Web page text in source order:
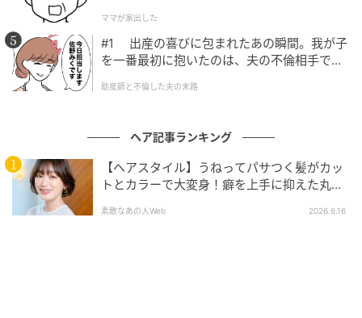
XGジュリンの姫カットボブ ヘアカタ7選
ここからはXGジュリンの姫カットボブスタイルをご紹
1.深みと発色が共存！おしゃれモードな凛々レ
ッド
ママが家出した
#1 出産の喜びに包まれたあの瞬間。我が子
を一番最初に抱いたのは、夫の不倫相手でし
助産師と不倫した夫の末路
ヘア記事ランキング
【ヘアスタイル】うねってパサつく髪がカッ
トとカラーで大変身！癖を上手に抑えた丸み
素敵なあの人Web 2026.6.16